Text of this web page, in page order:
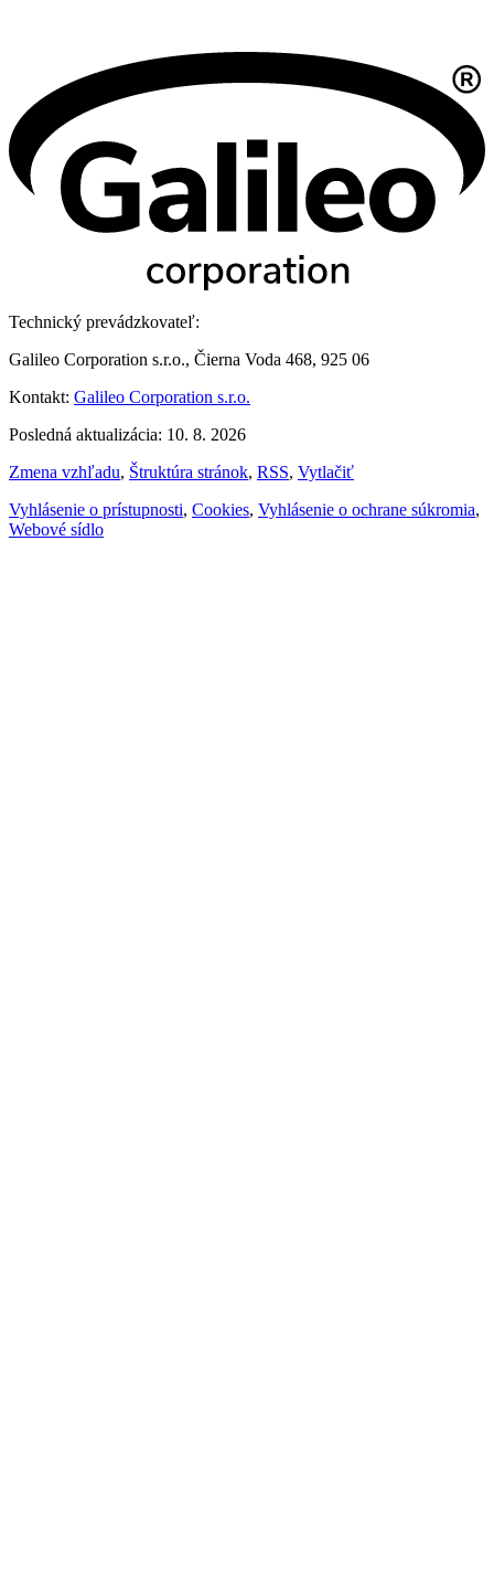
Technický prevádzkovateľ:
Galileo Corporation s.r.o., Čierna Voda 468, 925 06
Kontakt: Galileo Corporation s.r.o.
Posledná aktualizácia: 10. 8. 2026
Zmena vzhľadu, Štruktúra stránok, RSS, Vytlačiť
Vyhlásenie o prístupnosti, Cookies, Vyhlásenie o ochrane súkromia,
Webové sídlo